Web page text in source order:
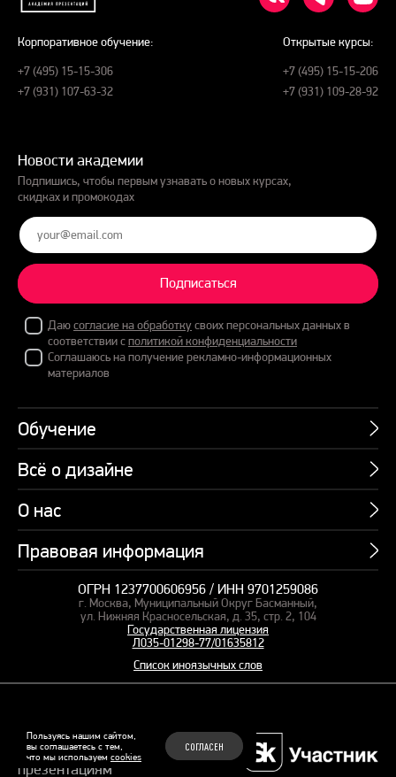
Пользуясь нашим сайтом,
вы соглашаетесь с тем,
что мы используем cookies
СОГЛАСЕН
Корпоративное обучение:
+7 (495) 15-15-306
+7 (931) 107-63-32
Открытые курсы:
+7 (495) 15-15-206
+7 (931) 109-28-92
Новости академии
Подпишись, чтобы первым узнавать о новых курсах,
скидках и промокодах
Подписаться
Даюсогласие на обработкусвоих персональных данных в
соответствии сполитикой конфиденциальности
Соглашаюсь на получение рекламно-информационных
материалов
Обучение
Курсы
Пакетные предложения
Профессии
Подарочные сертификаты
Корпоративное обучение
Курсы для сотрудников
Пакетные предложения
Всё о дизайне
Учебник по презентациям
Банк слайдов
Вебинары
Студия дизайна
Заказать презентацию
О нас
Об академии
СМИ о нас
Правовая информация
Карта сайта
Оферта и лицензия
Политика конфиденциальности
Рекомендательные технологии
Файлы Cookie
ОГРН 1237700606956 / ИНН 9701259086
г. Москва, Муниципальный Округ Басманный,
ул. Нижняя Красносельская, д. 35, стр. 2, 104
Государственная лицензия
Л035-01298-77/01635812
Список иноязычных слов
© 2015–2026 Бонни и Слайд
Обучающие курсы по
презентациям